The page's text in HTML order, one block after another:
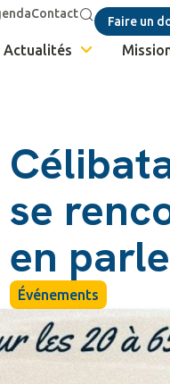
Contact
Faire un
Actualités
se
en
Événements